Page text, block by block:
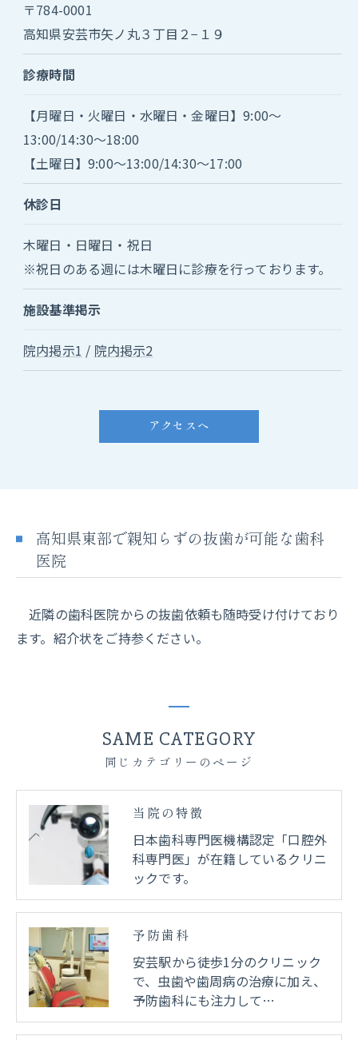
〒784-0001
高知県安芸市矢ノ丸３丁目２−１９
診療時間
【月曜日・火曜日・水曜日・金曜日】9:00～
13:00/14:30～18:00
【土曜日】9:00～13:00/14:30～17:00
休診日
木曜日・日曜日・祝日
※祝日のある週には木曜日に診療を行っております。
施設基準掲示
院内掲示1 / 院内掲示2
アクセスへ
高知県東部で親知らずの抜歯が可能な歯科
医院
近隣の歯科医院からの抜歯依頼も随時受け付けており
ます。紹介状をご持参ください。
同じカテゴリーのページ
SAME CATEGORY
当院の特徴
日本歯科専門医機構認定「口腔外
科専門医」が在籍しているクリニ
ックです。
予防歯科
安芸駅から徒歩1分のクリニック
で、虫歯や歯周病の治療に加え、
予防歯科にも注力して…
お気軽にお問い合わせください